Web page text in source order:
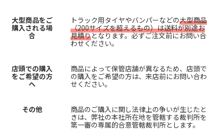
大型商品をご
購入される場
合
トラック用タイヤやバンパーなどの大型商品
（200サイズを超えるもの）は送料が別途お
見積りとなります。必ずご注文前にお問い合
わせください。
店頭での購入
をご希望の方
へ
商品によって保管店舗が異なるため、店頭で
の購入をご希望の方は、来店前にお問い合わ
せください。
その他
商品のご購入に関し法律上の争いが生じたと
きは、弊社の本社所在地を管轄する裁判所を
第一審の専属的合意管轄裁判所とします。